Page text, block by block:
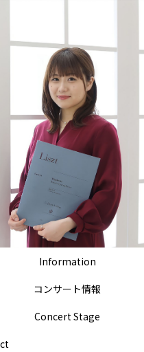
Information
コンサート情報
Concert Stage